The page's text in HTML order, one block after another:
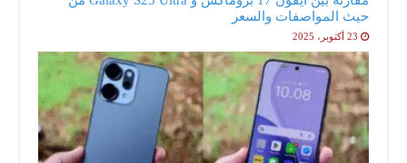
حيث المواصفات والسعر
23 أكتوبر، 2025